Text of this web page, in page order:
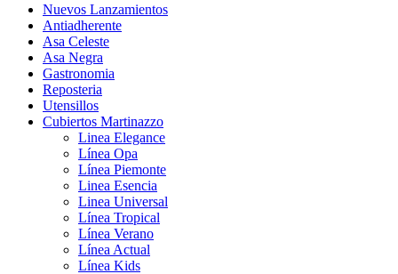
Nuevos Lanzamientos
Antiadherente
Asa Celeste
Asa Negra
Gastronomia
Reposteria
Utensillos
Cubiertos Martinazzo
Linea Elegance
Línea Opa
Línea Piemonte
Linea Esencia
Linea Universal
Línea Tropical
Línea Verano
Línea Actual
Línea Kids